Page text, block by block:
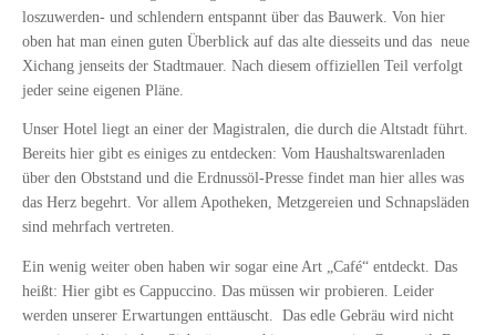
loszuwerden- und schlendern entspannt über das Bauwerk. Von hier
oben hat man einen guten Überblick auf das alte diesseits und das neue
Xichang jenseits der Stadtmauer. Nach diesem offiziellen Teil verfolgt
jeder seine eigenen Pläne.
Unser Hotel liegt an einer der Magistralen, die durch die Altstadt führt.
Bereits hier gibt es einiges zu entdecken: Vom Haushaltswarenladen
über den Obststand und die Erdnussöl-Presse findet man hier alles was
das Herz begehrt. Vor allem Apotheken, Metzgereien und Schnapsläden
sind mehrfach vertreten.
Ein wenig weiter oben haben wir sogar eine Art „Café“ entdeckt. Das
heißt: Hier gibt es Cappuccino. Das müssen wir probieren. Leider
werden unserer Erwartungen enttäuscht.
Das edle Gebräu wird nicht